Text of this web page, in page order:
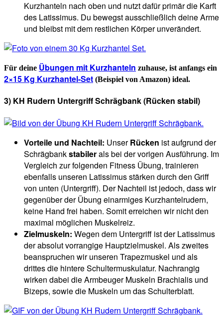
Kurzhanteln nach oben und nutzt dafür primär die Karft
des Latissimus. Du bewegst ausschließlich deine Arme
und bleibst mit dem restlichen Körper unverändert.
Für deine Übungen mit Kurzhanteln zuhause, ist anfangs ein
2×15 Kg Kurzhantel-Set (Beispiel von Amazon) ideal.
3) KH Rudern Untergriff Schrägbank (Rücken stabil)
Vorteile und Nachteil: UnserRücken ist aufgrund der
Schrägbankstabilerals bei der vorigen Ausführung. Im
Vergleich zur folgenden Fitness Übung, trainieren
ebenfalls unseren Latissimus stärken durch den Griff
von unten (Untergriff). Der Nachteil ist jedoch, dass wir
gegenüber der Übung einarmiges Kurzhantelrudern,
keine Hand frei haben. Somit erreichen wir nicht den
maximal möglichen Muskelreiz.
Zielmuskeln: Wegen dem Untergriff ist der Latissimus
der absolut vorrangige Hauptzielmuskel. Als zweites
beanspruchen wir unseren Trapezmuskel und als
drittes die hintere Schultermuskulatur. Nachrangig
wirken dabei die Armbeuger Muskeln Brachialis und
Bizeps, sowie die Muskeln um das Schulterblatt.